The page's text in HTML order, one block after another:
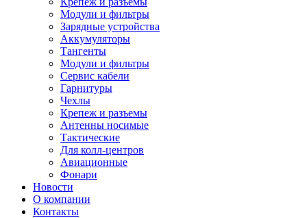
Модули и фильтры
Зарядные устройства
Аккумуляторы
Тангенты
Модули и фильтры
Сервис кабели
Гарнитуры
Чехлы
Крепеж и разъемы
Антенны носимые
Тактические
Для колл-центров
Авиационные
Фонари
Новости
О компании
Контакты